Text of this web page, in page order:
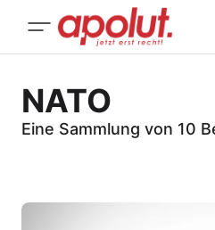
NATO
Eine Sammlung von 10